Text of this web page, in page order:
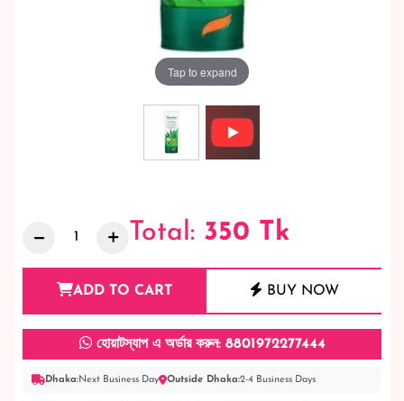
Tap to expand
Total: 350 Tk
ADD TO CART BUY NOW
হোয়াটস্যাপ এ অর্ডার করুন: 8801972277444
Dhaka:Next Business Day Outside Dhaka:2-4 Business Days